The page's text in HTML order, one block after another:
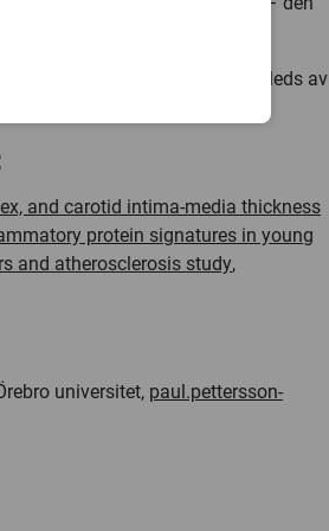
och ateroskleros som leds av
and carotid intima-media thickness
protein signatures in young
and atherosclerosis study,
universitet, paul.pettersson-